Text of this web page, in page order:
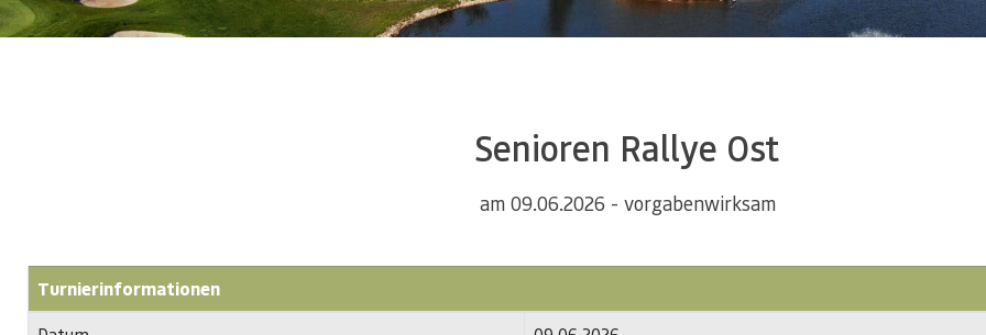
Senioren Rallye Ost
am 09.06.2026 - vorgabenwirksam
Turnierinformationen